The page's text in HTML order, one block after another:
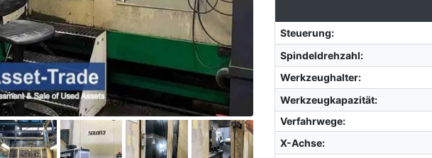
Steuerung:
Spindeldrehzahl:
Werkzeughalter:
Werkzeugkapazität:
Verfahrwege:
X-Achse: